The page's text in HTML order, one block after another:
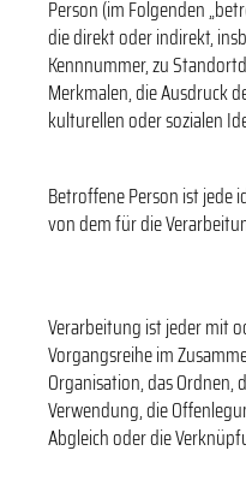
Person (im Folgenden
die direkt oder indirekt,
Kennnummer, zu
Merkmalen, die Ausdruck
kulturellen oder sozialen
Betroffene Person ist jede
von dem für die
Verarbeitung ist jeder mit
Vorgangsreihe im
Organisation, das Ordnen,
Verwendung, die
Abgleich oder die